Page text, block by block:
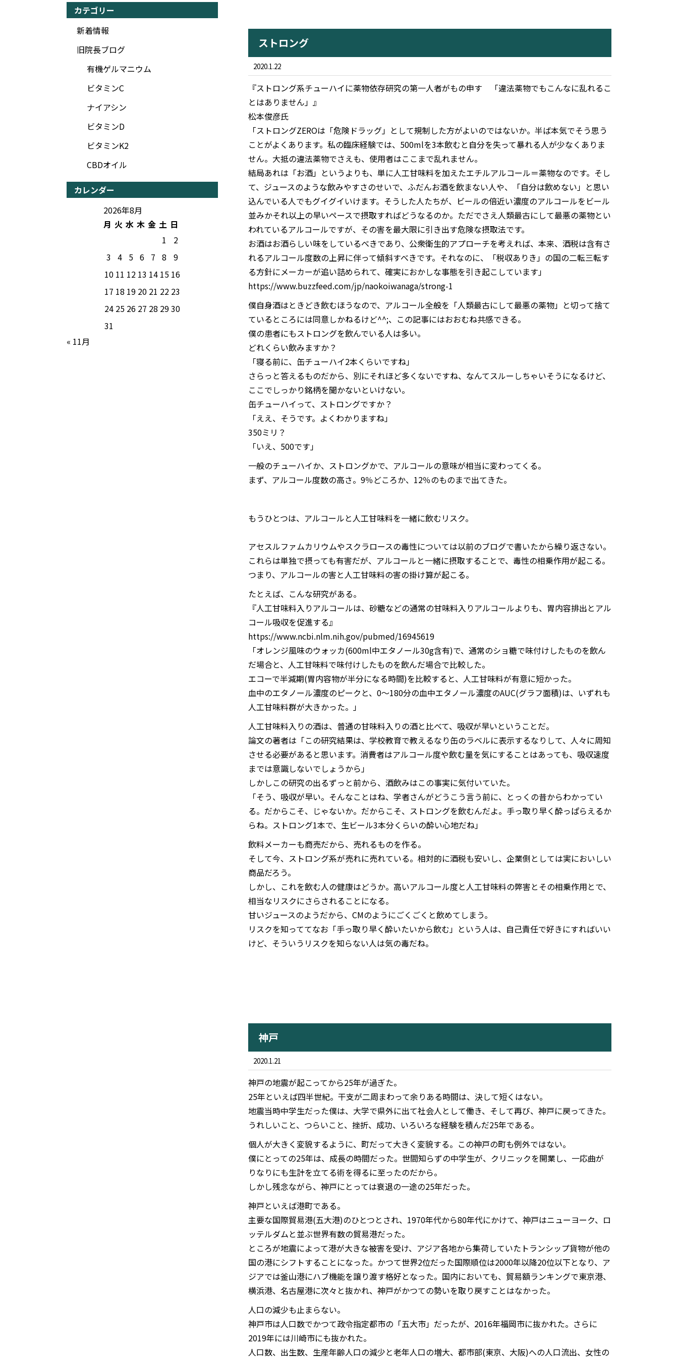
ストロング
2020.1.22
『ストロング系チューハイに薬物依存研究の第一人者がもの申す 「違法薬物でもこんなに乱れるこ
とはありません」』
松本俊彦氏
「ストロングZEROは「危険ドラッグ」として規制した方がよいのではないか。半ば本気でそう思う
ことがよくあります。私の臨床経験では、500mlを3本飲むと自分を失って暴れる人が少なくありま
せん。大抵の違法薬物でさえも、使用者はここまで乱れません。
結局あれは「お酒」というよりも、単に人工甘味料を加えたエチルアルコール＝薬物なのです。そし
て、ジュースのような飲みやすさのせいで、ふだんお酒を飲まない人や、「自分は飲めない」と思い
込んでいる人でもグイグイいけます。そうした人たちが、ビールの倍近い濃度のアルコールをビール
並みかそれ以上の早いペースで摂取すればどうなるのか。ただでさえ人類最古にして最悪の薬物とい
われているアルコールですが、その害を最大限に引き出す危険な摂取法です。
お酒はお酒らしい味をしているべきであり、公衆衛生的アプローチを考えれば、本来、酒税は含有さ
れるアルコール度数の上昇に伴って傾斜すべきです。それなのに、「税収ありき」の国の二転三転す
る方針にメーカーが追い詰められて、確実におかしな事態を引き起こしています」
https://www.buzzfeed.com/jp/naokoiwanaga/strong-1
僕自身酒はときどき飲むほうなので、アルコール全般を「人類最古にして最悪の薬物」と切って捨て
ているところには同意しかねるけど^^;、この記事にはおおむね共感できる。
僕の患者にもストロングを飲んでいる人は多い。
どれくらい飲みますか？
「寝る前に、缶チューハイ2本くらいですね」
さらっと答えるものだから、別にそれほど多くないですね、なんてスルーしちゃいそうになるけど、
ここでしっかり銘柄を聞かないといけない。
缶チューハイって、ストロングですか？
「ええ、そうです。よくわかりますね」
350ミリ？
「いえ、500です」
一般のチューハイか、ストロングかで、アルコールの意味が相当に変わってくる。
まず、アルコール度数の高さ。9％どころか、12％のものまで出てきた。
もうひとつは、アルコールと人工甘味料を一緒に飲むリスク。
アセスルファムカリウムやスクラロースの毒性については以前のブログで書いたから繰り返さない。
これらは単独で摂っても有害だが、アルコールと一緒に摂取することで、毒性の相乗作用が起こる。
つまり、アルコールの害と人工甘味料の害の掛け算が起こる。
たとえば、こんな研究がある。
『人工甘味料入りアルコールは、砂糖などの通常の甘味料入りアルコールよりも、胃内容排出とアル
コール吸収を促進する』
https://www.ncbi.nlm.nih.gov/pubmed/16945619
「オレンジ風味のウォッカ(600ml中エタノール30g含有)で、通常のショ糖で味付けしたものを飲ん
だ場合と、人工甘味料で味付けしたものを飲んだ場合で比較した。
エコーで半減期(胃内容物が半分になる時間)を比較すると、人工甘味料が有意に短かった。
血中のエタノール濃度のピークと、0～180分の血中エタノール濃度のAUC(グラフ面積)は、いずれも
人工甘味料群が大きかった。」
人工甘味料入りの酒は、普通の甘味料入りの酒と比べて、吸収が早いということだ。
論文の著者は「この研究結果は、学校教育で教えるなり缶のラベルに表示するなりして、人々に周知
させる必要があると思います。消費者はアルコール度や飲む量を気にすることはあっても、吸収速度
までは意識しないでしょうから」
しかしこの研究の出るずっと前から、酒飲みはこの事実に気付いていた。
「そう、吸収が早い。そんなことはね、学者さんがどうこう言う前に、とっくの昔からわかってい
る。だからこそ、じゃないか。だからこそ、ストロングを飲むんだよ。手っ取り早く酔っぱらえるか
らね。ストロング1本で、生ビール3本分くらいの酔い心地だね」
飲料メーカーも商売だから、売れるものを作る。
そして今、ストロング系が売れに売れている。相対的に酒税も安いし、企業側としては実においしい
商品だろう。
しかし、これを飲む人の健康はどうか。高いアルコール度と人工甘味料の弊害とその相乗作用とで、
相当なリスクにさらされることになる。
甘いジュースのようだから、CMのようにごくごくと飲めてしまう。
リスクを知っててなお「手っ取り早く酔いたいから飲む」という人は、自己責任で好きにすればいい
けど、そういうリスクを知らない人は気の毒だね。
神戸
2020.1.21
神戸の地震が起こってから25年が過ぎた。
25年といえば四半世紀。干支が二周まわって余りある時間は、決して短くはない。
地震当時中学生だった僕は、大学で県外に出て社会人として働き、そして再び、神戸に戻ってきた。
うれしいこと、つらいこと、挫折、成功、いろいろな経験を積んだ25年である。
個人が大きく変貌するように、町だって大きく変貌する。この神戸の町も例外ではない。
僕にとっての25年は、成長の時間だった。世間知らずの中学生が、クリニックを開業し、一応曲が
りなりにも生計を立てる術を得るに至ったのだから。
しかし残念ながら、神戸にとっては衰退の一途の25年だった。
神戸といえば港町である。
主要な国際貿易港(五大港)のひとつとされ、1970年代から80年代にかけて、神戸はニューヨーク、ロ
ッテルダムと並ぶ世界有数の貿易港だった。
ところが地震によって港が大きな被害を受け、アジア各地から集荷していたトランシップ貨物が他の
国の港にシフトすることになった。かつて世界2位だった国際順位は2000年以降20位以下となり、ア
ジアでは釜山港にハブ機能を譲り渡す格好となった。国内においても、貿易額ランキングで東京港、
横浜港、名古屋港に次々と抜かれ、神戸がかつての勢いを取り戻すことはなかった。
人口の減少も止まらない。
神戸市は人口数でかつて政令指定都市の「五大市」だったが、2016年福岡市に抜かれた。さらに
2019年には川崎市にも抜かれた。
人口数、出生数、生産年齢人口の減少と老年人口の増大、都市部(東京、大阪)への人口流出、女性の
カテゴリー
新着情報
旧院長ブログ
有機ゲルマニウム
ビタミンC
ナイアシン
ビタミンD
ビタミンK2
CBDオイル
カレンダー
2026年8月
月 火 水 木 金 土 日
1
2
3 4 5 6 7 8
9
10 11 12 13 14 15 16
17 18 19 20 21 22 23
24 25 26 27 28 2930
31
« 11月